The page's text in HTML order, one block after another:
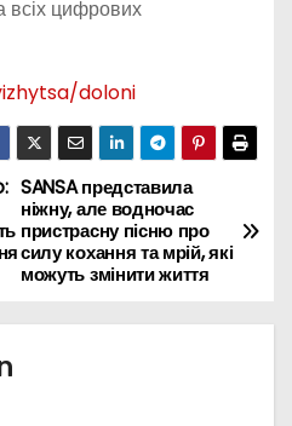
всіх цифрових
doloni
SANSA представила
ніжну, але водночас
пристрасну пісню про
силу кохання та мрій, які
можуть змінити життя